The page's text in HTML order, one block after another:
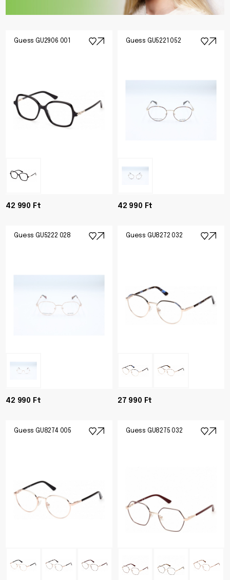
Guess GU2906 001
42 990 Ft
Guess GU5221 052
42 990 Ft
Guess GU5222 028
42 990 Ft
Guess GU8272 032
27 990 Ft
Guess GU8274 005 Guess GU8275 032